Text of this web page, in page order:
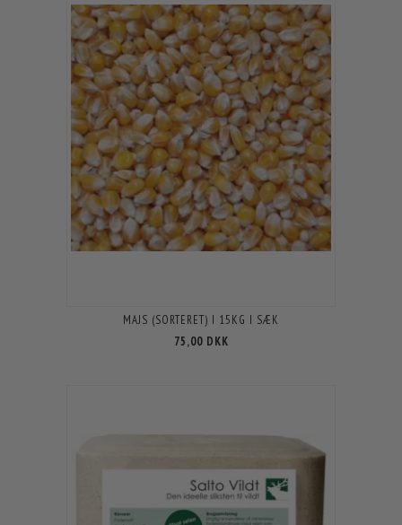
MAJS (SORTERET) I 15KG I SÆK
75,00 DKK